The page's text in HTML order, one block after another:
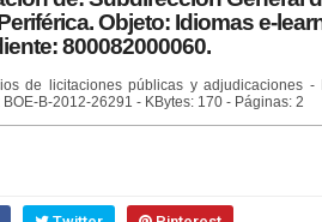
Objeto: Idiomas e-
800082000060.
de licitaciones públicas y adjudicaciones -
B-2012-26291 - KBytes: 170 - Páginas: 2